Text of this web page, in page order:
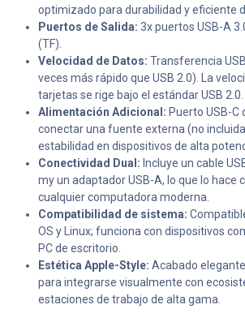
optimizado para durabilidad y eficiente
Puertos de Salida: 3x puertos USB-A
(TF).
Velocidad de Datos: Transferencia
veces más rápido que USB 2.0). La
tarjetas se rige bajo el estándar USB 2.0.
Alimentación Adicional: Puerto USB-C
conectar una fuente externa (no
estabilidad en dispositivos de alta
Conectividad Dual: Incluye un cable
my un adaptador USB-A, lo que lo hace
cualquier computadora moderna.
Compatibilidad de sistema:
OS y Linux; funciona con dispositivos
PC de escritorio.
Estética Apple-Style: Acabado
para integrarse visualmente con
estaciones de trabajo de alta gama.